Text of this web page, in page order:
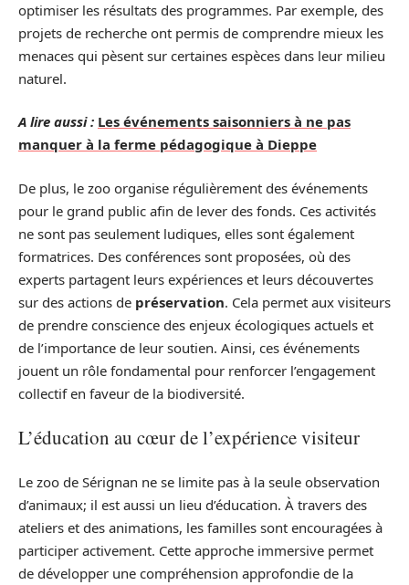
optimiser les résultats des programmes. Par exemple, des
projets de recherche ont permis de comprendre mieux les
menaces qui pèsent sur certaines espèces dans leur milieu
naturel.
A lire aussi : Les événements saisonniers à ne pas
manquer à la ferme pédagogique à Dieppe
De plus, le zoo organise régulièrement des événements
pour le grand public afin de lever des fonds. Ces activités
ne sont pas seulement ludiques, elles sont également
formatrices. Des conférences sont proposées, où des
experts partagent leurs expériences et leurs découvertes
sur des actions de préservation. Cela permet aux visiteurs
de prendre conscience des enjeux écologiques actuels et
de l’importance de leur soutien. Ainsi, ces événements
jouent un rôle fondamental pour renforcer l’engagement
collectif en faveur de la biodiversité.
L’éducation au cœur de l’expérience visiteur
Le zoo de Sérignan ne se limite pas à la seule observation
d’animaux; il est aussi un lieu d’éducation. À travers des
ateliers et des animations, les familles sont encouragées à
participer activement. Cette approche immersive permet
de développer une compréhension approfondie de la